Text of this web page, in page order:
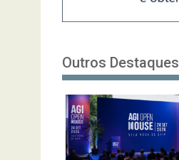
Outros Destaques